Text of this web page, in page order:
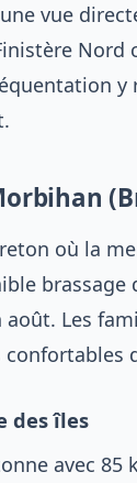
vue
où la
août. Les
des îles
avec 85